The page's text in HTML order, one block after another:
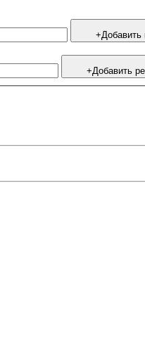
+Добавить
+Добавить